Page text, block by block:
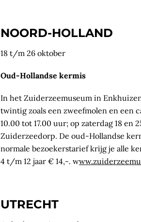
NOORD-HOLLAND
18 t/m 26 oktober
Oud-Hollandse kermis
In het Zuiderzeemuseum in
twintig zoals een zweefmolen en een
10.00 tot 17.00 uur; op zaterdag 18 en
Zuiderzeedorp. De oud-Hollandse
normale bezoekerstarief krijg je alle
4 t/m 12 jaar € 14,-. w
UTRECHT